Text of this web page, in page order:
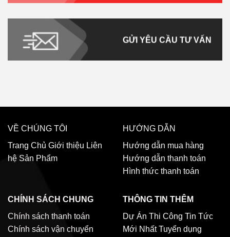
GỬI YÊU CẦU TƯ VẤN
VỀ CHÚNG TÔI
Trang Chủ Giới thiệu Liên
hệ Sản Phẩm
HƯỚNG DẪN
Hướng dẫn mua hàng
Hướng dẫn thanh toán
Hình thức thanh toán
CHÍNH SÁCH CHUNG
Chính sách thanh toán
Chính sách vận chuyển
THÔNG TIN THÊM
Dự Án Thi Công Tin Tức
Mới Nhất Tuyển dụng